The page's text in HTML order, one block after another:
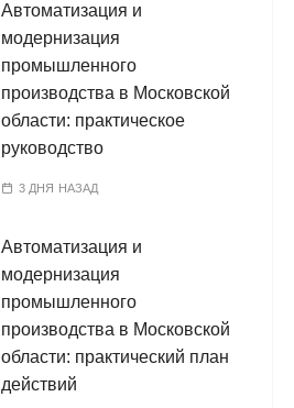
Автоматизация и
модернизация
промышленного
производства в Московской
области: практическое
руководство
3 ДНЯ НАЗАД
Автоматизация и
модернизация
промышленного
производства в Московской
области: практический план
действий